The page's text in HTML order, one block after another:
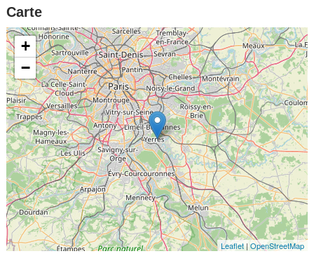
Carte
+
−
Leaflet |OpenStreetMap